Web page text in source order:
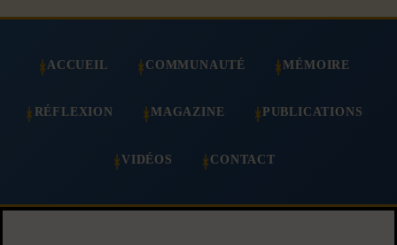
ACCUEIL COMMUNAUTÉ MÉMOIRE
RÉFLEXION MAGAZINE PUBLICATIONS
VIDÉOS CONTACT